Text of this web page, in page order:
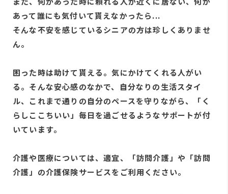
あって誰にも気付いて貰えなかったら...
そんな不安を感じているシニアの方は珍しくありませ
ん。
困った時は助けて貰える。気にかけてくれる人がい
る。そんな安心感のなかで、自分なりの生活スタイ
ル、これまで通りの自分のペースを守りながら、「く
らしここちいい」毎日を過ごせるようなサポートが付
いています。
介護や医療については、適宜、「訪問介護」や「訪問
介護」の介護保険サービスをご利用ください。